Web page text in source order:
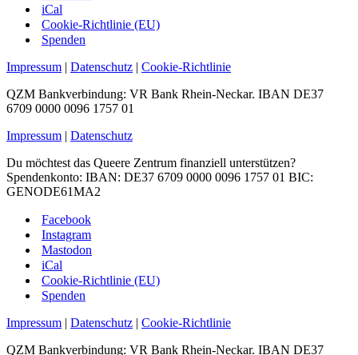
iCal
Cookie-Richtlinie (EU)
Spenden
Impressum | Datenschutz | Cookie-Richtlinie
QZM Bankverbindung: VR Bank Rhein-Neckar. IBAN DE37
6709 0000 0096 1757 01
Impressum | Datenschutz
Du möchtest das Queere Zentrum finanziell unterstützen?
Spendenkonto: IBAN: DE37 6709 0000 0096 1757 01 BIC:
GENODE61MA2
Facebook
Instagram
Mastodon
iCal
Cookie-Richtlinie (EU)
Spenden
Impressum | Datenschutz | Cookie-Richtlinie
QZM Bankverbindung: VR Bank Rhein-Neckar. IBAN DE37